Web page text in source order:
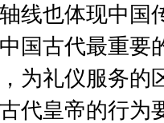
也体现中国
国古代最重要
为礼仪服务的
代皇帝的行为